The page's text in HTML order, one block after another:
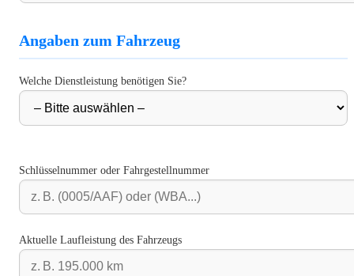
Angaben zum Fahrzeug
Welche Dienstleistung benötigen Sie?
Schlüsselnummer oder Fahrgestellnummer
Aktuelle Laufleistung des Fahrzeugs